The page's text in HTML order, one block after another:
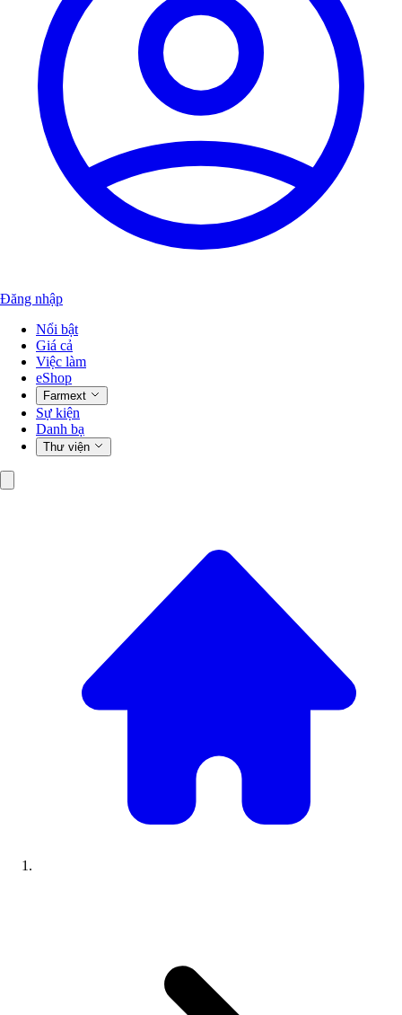
Đăng nhập
Nổi bật
Giá cả
Việc làm
eShop
Farmext
Sự kiện
Danh bạ
Thư viện